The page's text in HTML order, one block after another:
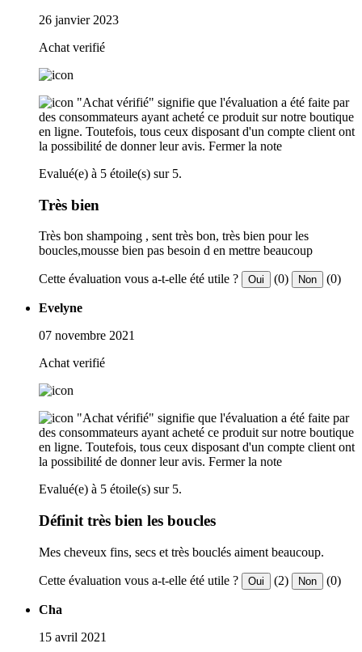
26 janvier 2023
Achat verifié
"Achat vérifié" signifie que l'évaluation a été faite par
des consommateurs ayant acheté ce produit sur notre boutique
en ligne. Toutefois, tous ceux disposant d'un compte client ont
la possibilité de donner leur avis. Fermer la note
Evalué(e) à 5 étoile(s) sur 5.
Très bien
Très bon shampoing , sent très bon, très bien pour les
boucles,mousse bien pas besoin d en mettre beaucoup
Cette évaluation vous a-t-elle été utile ? Oui (0) Non (0)
Evelyne
07 novembre 2021
Achat verifié
"Achat vérifié" signifie que l'évaluation a été faite par
des consommateurs ayant acheté ce produit sur notre boutique
en ligne. Toutefois, tous ceux disposant d'un compte client ont
la possibilité de donner leur avis. Fermer la note
Evalué(e) à 5 étoile(s) sur 5.
Définit très bien les boucles
Mes cheveux fins, secs et très bouclés aiment beaucoup.
Cette évaluation vous a-t-elle été utile ? Oui (2) Non (0)
Cha
15 avril 2021